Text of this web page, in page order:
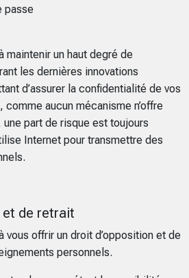
passe
maintenir un haut degré de
les dernières innovations
d’assurer la confidentialité de vos
aucun mécanisme n’offre
part de risque est toujours
Internet pour transmettre des
et de retrait
vous offrir un droit d’opposition et de
personnels.